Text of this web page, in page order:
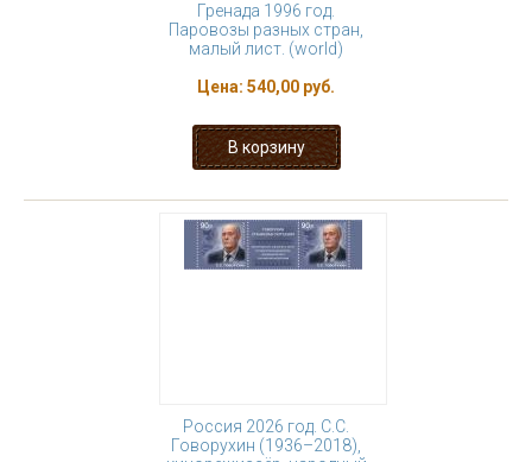
Гренада 1996 год.
Паровозы разных стран,
малый лист. (world)
Цена: 540,00 руб.
Россия 2026 год. С.С.
Говорухин (1936–2018),